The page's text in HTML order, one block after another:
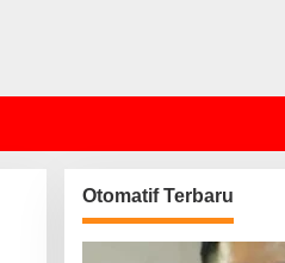
Otomatif Terbaru